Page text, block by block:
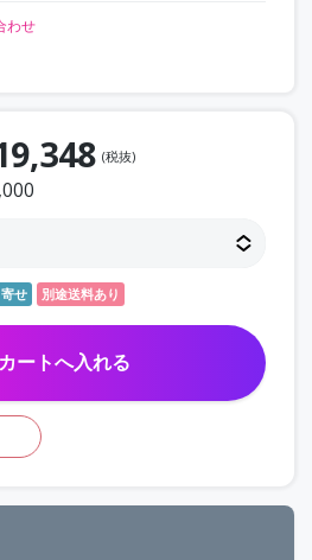
わせ
(税抜)
せ 別途送料あり
カートへ入れる